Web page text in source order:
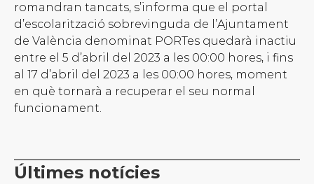
romandran tancats, s’informa que el portal
d’escolarització sobrevinguda de l’Ajuntament
de València denominat PORTes quedarà inactiu
entre el 5 d’abril del 2023 a les 00:00 hores, i fins
al 17 d’abril del 2023 a les 00:00 hores, moment
en què tornarà a recuperar el seu normal
funcionament.
Últimes notícies